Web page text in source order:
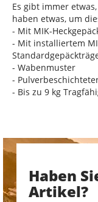
Es gibt immer
haben etwas, um
- Mit MIK-
- Mit installiertem
- Wabenmuster
-
- Bis zu 9 kg
Haben
Artikel?